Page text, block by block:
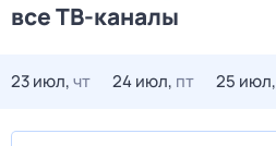
все ТВ-каналы
23 июл,чт 24 июл, пт 25 июл,